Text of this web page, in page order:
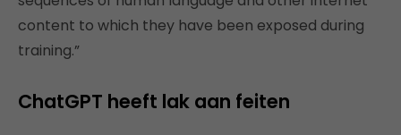
content to which they have been exposed during
training.”
ChatGPT heeft lak aan feiten